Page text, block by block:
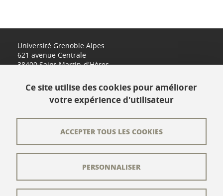
Université Grenoble Alpes
621 avenue Centrale
38400 Saint-Martin-d'Hères
L'équipe éditoriale
Crédits
Ce site utilise des cookies pour améliorer
votre expérience d'utilisateur
ACCEPTER TOUS LES COOKIES
PERSONNALISER